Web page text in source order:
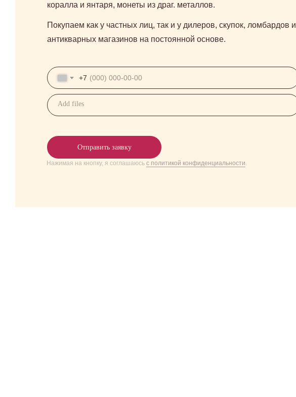
коралла и янтаря, монеты из драг. металлов.
Покупаем как у частных лиц, так и у дилеров, скупок, ломбардов и
антикварных магазинов на постоянной основе.
Нажимая на кнопку, я соглашаюсь с политикой конфиденциальности.
+7
Add files
Отправить заявку